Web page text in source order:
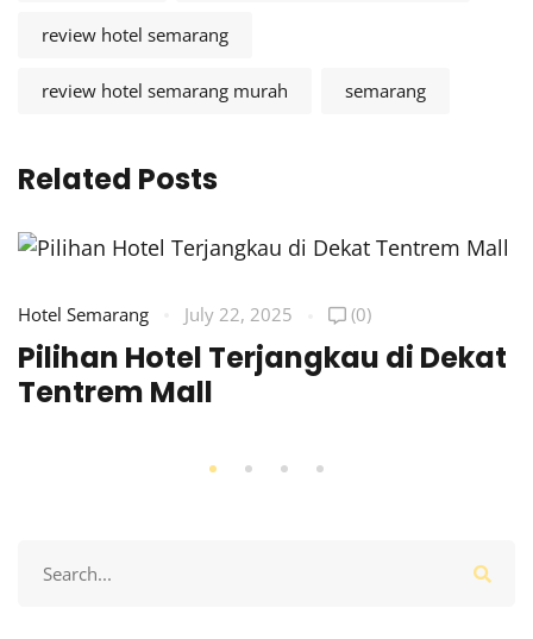
review hotel semarang
review hotel semarang murah semarang
Related Posts
Hotel Semarang July 22, 2025 (0)
Pilihan Hotel Terjangkau di Dekat
Tentrem Mall
for: